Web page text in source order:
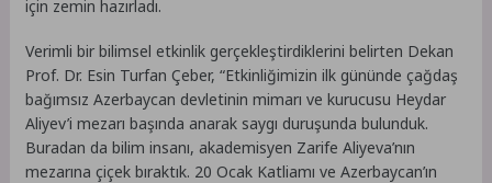
için zemin hazırladı.
Verimli bir bilimsel etkinlik gerçekleştirdiklerini belirten Dekan
Prof. Dr. Esin Turfan Çeber, “Etkinliğimizin ilk gününde çağdaş
bağımsız Azerbaycan devletinin mimarı ve kurucusu Heydar
Aliyev’i mezarı başında anarak saygı duruşunda bulunduk.
Buradan da bilim insanı, akademisyen Zarife Aliyeva’nın
mezarına çiçek bıraktık. 20 Ocak Katliamı ve Azerbaycan’ın